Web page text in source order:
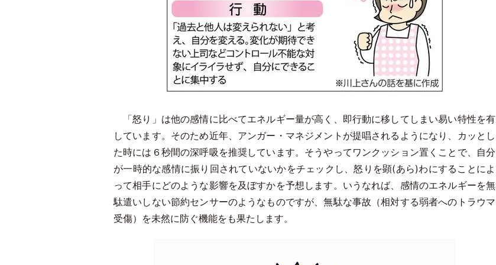
「怒り」は他の感情に比べてエネルギー量が高く、即行動に移してしまい易い特性を有
しています。そのため近年、アンガー・マネジメントが提唱されるようになり、カッとし
た時には６秒間の深呼吸を推奨しています。そうやってワンクッション置くことで、自分
が一時的な感情に振り回されていないかをチェックし、怒りを顕(あら)わにすることによ
って相手にどのような影響を及ぼすかを予想します。いうなれば、感情のエネルギーを無
駄遣いしない節約センサーのようなものですが、無駄な事故（相対する弱者へのトラウマ
受傷）を未然に防ぐ機能をも果たします。